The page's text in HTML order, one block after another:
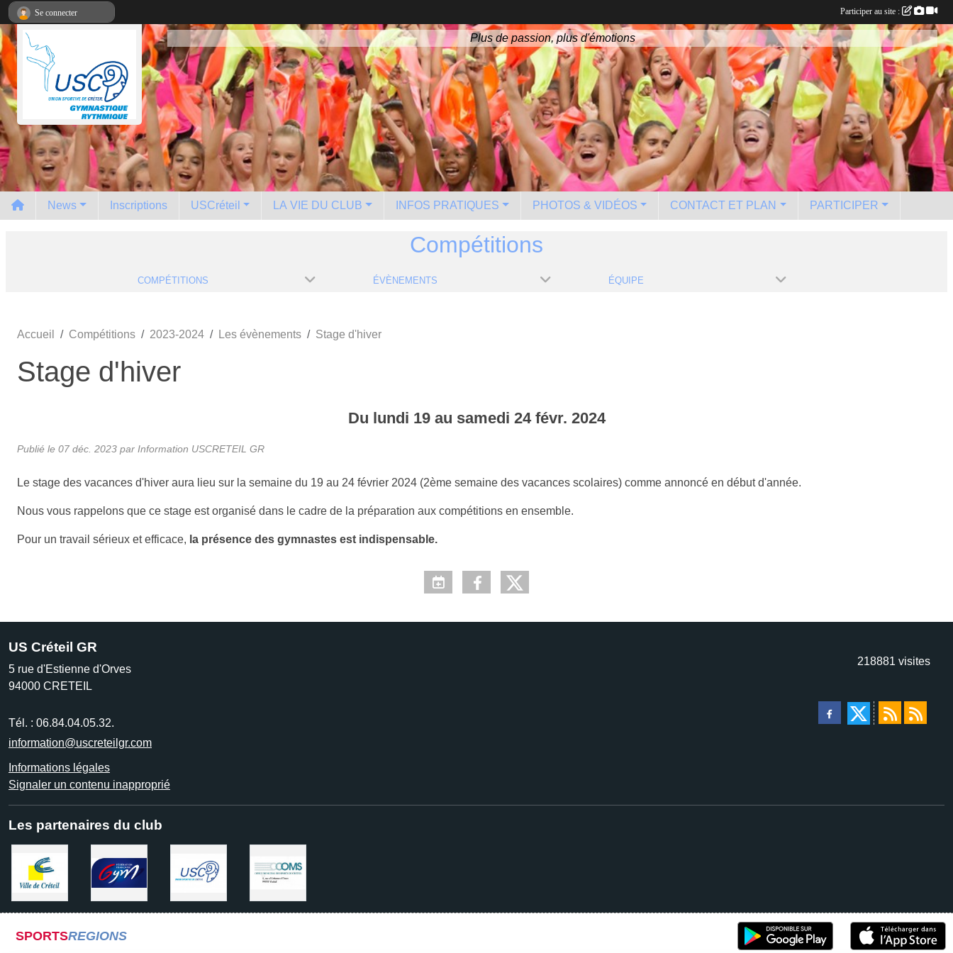
Plus de passion, plus d'émotions
News Inscriptions USCréteil LA VIE DU CLUB INFOS PRATIQUES PHOTOS & VIDÉOS CONTACT ET PLAN PARTICIPER
Compétitions
COMPÉTITIONS ÉVÈNEMENTS ÉQUIPE
Accueil Compétitions 2023-2024 Les évènements Stage d'hiver
Stage d'hiver
Du lundi 19au samedi 24 févr. 2024
Publié le 07 déc. 2023 par Information USCRETEIL GR
Le stage des vacances d'hiver aura lieu sur la semaine du 19 au 24 février 2024 (2ème semaine des vacances scolaires) comme annoncé en début d'année.
Nous vous rappelons que ce stage est organisé dans le cadre de la préparation aux compétitions en ensemble.
Pour un travail sérieux et efficace, la présence des gymnastes est indispensable.
US Créteil GR
5 rue d'Estienne d'Orves
94000 CRETEIL
Tél. : 06.84.04.05.32.
information@uscreteilgr.com
Informations légales
Signaler un contenu inapproprié
218881 visites
Les partenaires du club
SPORTSREGIONS
Se connecter Participer au site :
Panneau de gestion des cookies